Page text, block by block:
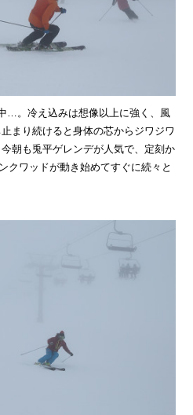
…。冷え込みは想像以上に強く、風
まり続けると身体の芯からジワジワ
朝も兎平ゲレンデが人気で、定刻か
クワッドが動き始めてすぐに続々と